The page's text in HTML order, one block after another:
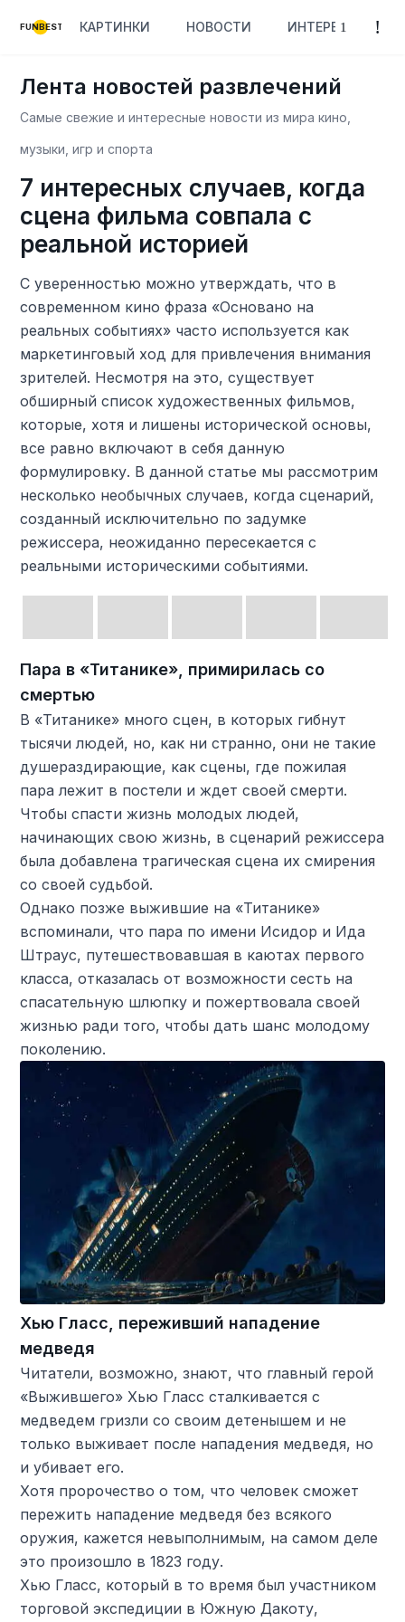
FUNBEST КАРТИНКИ НОВОСТИ ИНТЕРЕСНОЕ
Лента новостей развлечений
Самые свежие и интересные новости из мира кино,
музыки, игр и спорта
7 интересных случаев, когда
сцена фильма совпала с
реальной историей
С уверенностью можно утверждать, что в
современном кино фраза «Основано на
реальных событиях» часто используется как
маркетинговый ход для привлечения внимания
зрителей. Несмотря на это, существует
обширный список художественных фильмов,
которые, хотя и лишены исторической основы,
все равно включают в себя данную
формулировку. В данной статье мы рассмотрим
несколько необычных случаев, когда сценарий,
созданный исключительно по задумке
режиссера, неожиданно пересекается с
реальными историческими событиями.
Пара в «Титанике», примирилась со
смертью
В «Титанике» много сцен, в которых гибнут
тысячи людей, но, как ни странно, они не такие
душераздирающие, как сцены, где пожилая
пара лежит в постели и ждет своей смерти.
Чтобы спасти жизнь молодых людей,
начинающих свою жизнь, в сценарий режиссера
была добавлена ​​трагическая сцена их смирения
со своей судьбой.
Однако позже выжившие на «Титанике»
вспоминали, что пара по имени Исидор и Ида
Штраус, путешествовавшая в каютах первого
класса, отказалась от возможности сесть на
спасательную шлюпку и пожертвовала своей
жизнью ради того, чтобы дать шанс молодому
поколению.
Хью Гласс, переживший нападение
медведя
Читатели, возможно, знают, что главный герой
«Выжившего» Хью Гласс сталкивается с
медведем гризли со своим детенышем и не
только выживает после нападения медведя, но
и убивает его.
Хотя пророчество о том, что человек сможет
пережить нападение медведя без всякого
оружия, кажется невыполнимым, на самом деле
это произошло в 1823 году.
Хью Гласс, который в то время был участником
торговой экспедиции в Южную Дакоту,